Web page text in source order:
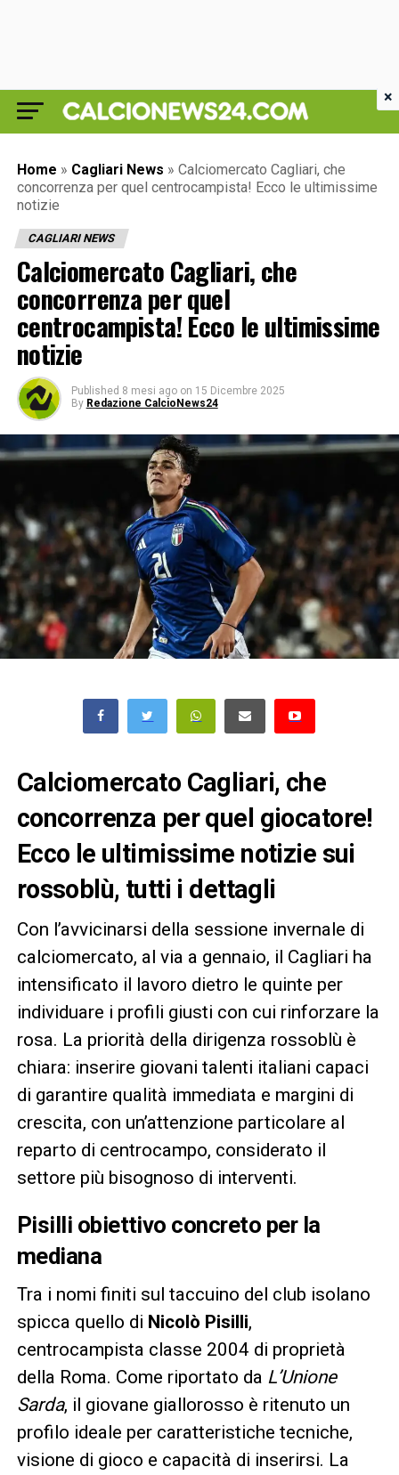
Home » Cagliari News » Calciomercato Cagliari, che
concorrenza per quel centrocampista! Ecco le ultimissime
notizie
CAGLIARI NEWS
Calciomercato Cagliari, che
concorrenza per quel
centrocampista! Ecco le ultimissime
notizie
Published 8 mesi ago on 15 Dicembre 2025
By Redazione CalcioNews24
Calciomercato Cagliari, che
concorrenza per quel giocatore!
Ecco le ultimissime notizie sui
rossoblù, tutti i dettagli
Con l’avvicinarsi della sessione invernale di
calciomercato, al via a gennaio, il Cagliari ha
intensificato il lavoro dietro le quinte per
individuare i profili giusti con cui rinforzare la
rosa. La priorità della dirigenza rossoblù è
chiara: inserire giovani talenti italiani capaci
di garantire qualità immediata e margini di
crescita, con un’attenzione particolare al
reparto di centrocampo, considerato il
settore più bisognoso di interventi.
Pisilli obiettivo concreto per la
mediana
Tra i nomi finiti sul taccuino del club isolano
spicca quello di Nicolò Pisilli,
centrocampista classe 2004 di proprietà
della Roma. Come riportato da L’Unione
Sarda, il giovane giallorosso è ritenuto un
profilo ideale per caratteristiche tecniche,
visione di gioco e capacità di inserirsi. La
×